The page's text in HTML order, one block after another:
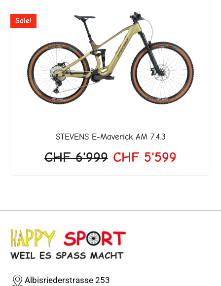
Sale!
STEVENSE-Maverick AM 7.4.3
CHF6'999
Ursprünglicher
Preis
war:
CHF 6'999
CHF 5'599
ist:
CHF
Albisriederstrasse 253